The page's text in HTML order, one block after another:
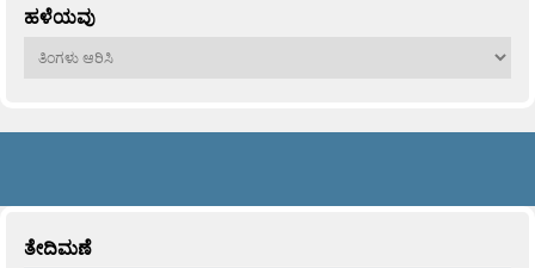
ಹಳೆಯವು
ಹಳೆಯವು
ತೇದಿಮಣೆ